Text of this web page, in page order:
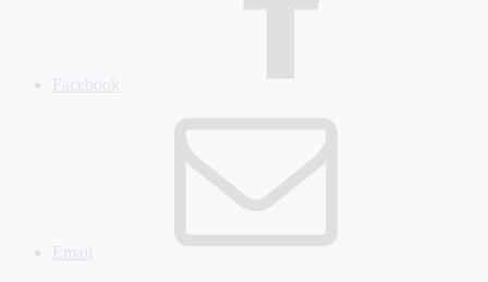
Facebook
Email